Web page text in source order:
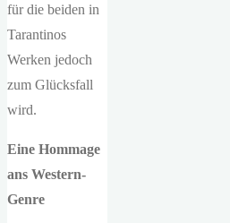
für die beiden in
Tarantinos
Werken jedoch
zum Glücksfall
wird.
Eine Hommage
ans Western-
Genre